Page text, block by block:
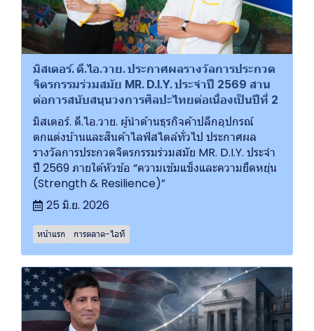
มิสเตอร์. ดี.ไอ.วาย. ประกาศผลรางวัลการประกวด
จิตรกรรมร่วมสมัย MR. D.I.Y. ประจำปี 2569 สาน
ต่อการสนับสนุนวงการศิลปะไทยต่อเนื่องเป็นปีที่ 2
มิสเตอร์. ดี.ไอ.วาย. ผู้นำด้านธุรกิจค้าปลีกอุปกรณ์
ตกแต่งบ้านและสินค้าไลฟ์สไตล์ทั่วไป ประกาศผล
รางวัลการประกวดจิตรกรรมร่วมสมัย MR. D.I.Y. ประจำ
ปี 2569 ภายใต้หัวข้อ “ความเข้มแข็งและความยืดหยุ่น
(Strength & Resilience)”
25 มิ.ย. 2026
หน้าแรก การตลาด-ไอที